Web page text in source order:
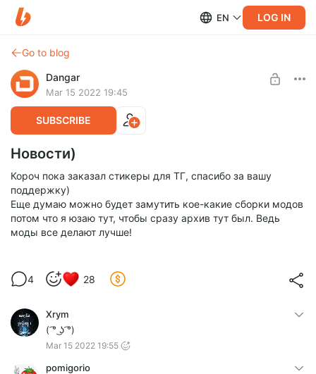
EN LOG IN
Go to blog
Dangar
Mar 15 2022 19:45
SUBSCRIBE
Новости)
Короч пока заказал стикеры для ТГ, спасибо за вашу
поддержку)
Еще думаю можно будет замутить кое-какие сборки модов
потом что я юзаю тут, чтобы сразу архив тут был. Ведь
моды все делают лучше!
4 28
Xrym
( ͡° ͜ʖ ͡°)
Mar 15 2022 19:55
pomigorio